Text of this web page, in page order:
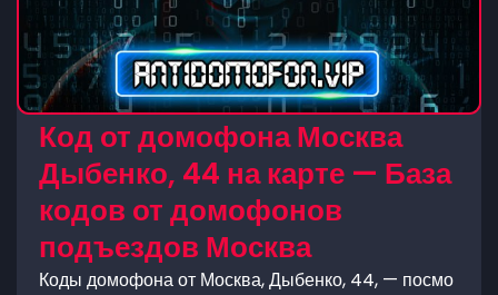
Код от домофона Москва
Дыбенко, 44 на карте — База
кодов от домофонов
подъездов Москва
Коды домофона от Москва, Дыбенко, 44, — посмо